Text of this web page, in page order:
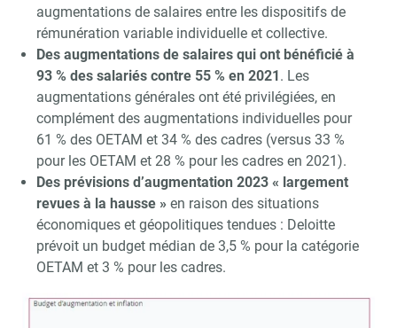
augmentations de salaires entre les dispositifs de
rémunération variable individuelle et collective.
Des augmentations de salaires qui ont bénéficié à
93 % des salariés contre 55 % en 2021. Les
augmentations générales ont été privilégiées, en
complément des augmentations individuelles pour
61 % des OETAM et 34 % des cadres (versus 33 %
pour les OETAM et 28 % pour les cadres en 2021).
Des prévisions d’augmentation 2023 « largement
revues à la hausse » en raison des situations
économiques et géopolitiques tendues : Deloitte
prévoit un budget médian de 3,5 % pour la catégorie
OETAM et 3 % pour les cadres.